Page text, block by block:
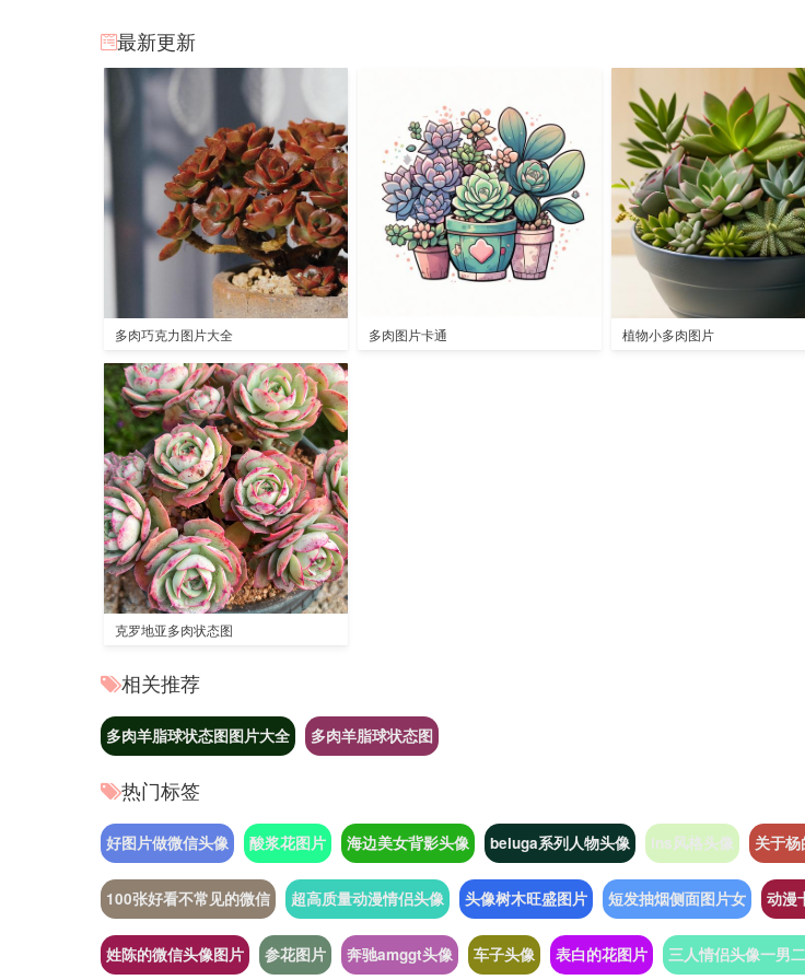
最新更新
多肉巧克力图片大全 多肉图片卡通 植物小多肉图片
克罗地亚多肉状态图
相关推荐
多肉羊脂球状态图图片大全 多肉羊脂球状态图
热门标签
好图片做微信头像 酸浆花图片 海边美女背影头像 beluga系列人物头像 ins风格头像 关于
100张好看不常见的微信 超高质量动漫情侣头像 头像树木旺盛图片 短发抽烟侧面图片女 动漫
姓陈的微信头像图片 参花图片 奔驰amggt头像 车子头像 表白的花图片 三人情侣头像一男